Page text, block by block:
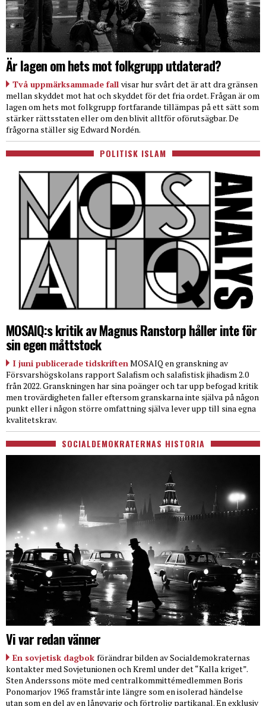
Är lagen om hets mot folkgrupp utdaterad?
Två uppmärksammade fall visar hur svårt det är att dra gränsen
mellan skyddet mot hat och skyddet för det fria ordet. Frågan är om
lagen om hets mot folkgrupp fortfarande tillämpas på ett sätt som
stärker rättsstaten eller om den blivit alltför oförutsägbar. De
frågorna ställer sig Edward Nordén.
POLITISK ISLAM
MOSAIQ:s kritik av Magnus Ranstorp håller inte för
sin egen måttstock
I juni publicerade tidskriften MOSAIQ en granskning av
Försvarshögskolans rapport Salafism och salafistisk jihadism 2.0
från 2022. Granskningen har sina poänger och tar upp befogad kritik
men trovärdigheten faller eftersom granskarna inte själva på någon
punkt eller i någon större omfattning själva lever upp till sina egna
kvalitetskrav.
SOCIALDEMOKRATERNAS HISTORIA
Vi var redan vänner
En sovjetisk dagbok förändrar bilden av Socialdemokraternas
kontakter med Sovjetunionen och Kreml under det “Kalla kriget”.
Sten Anderssons möte med centralkommittémedlemmen Boris
Ponomarjov 1965 framstår inte längre som en isolerad händelse
utan som en del av en långvarig och förtrolig partikanal. En exklusiv